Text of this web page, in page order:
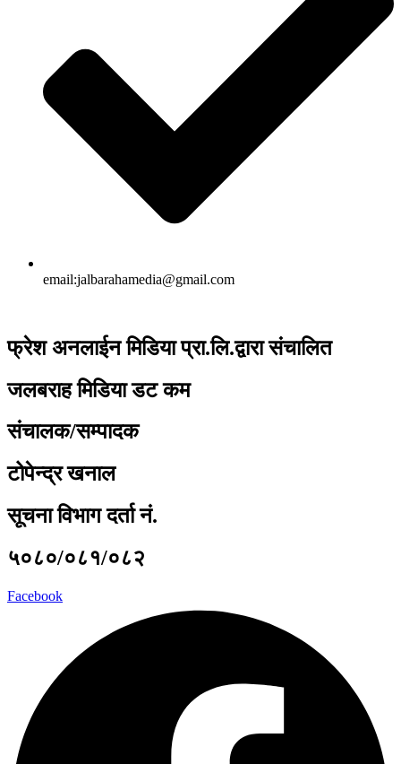
email:jalbarahamedia@gmail.com
फ्रेश अनलाईन मिडिया प्रा.लि.द्वारा संचालित
जलबराह मिडिया डट कम
संचालक/सम्पादक
टोपेन्द्र खनाल
सूचना विभाग दर्ता नं.
५०८०/०८१/०८२
Facebook